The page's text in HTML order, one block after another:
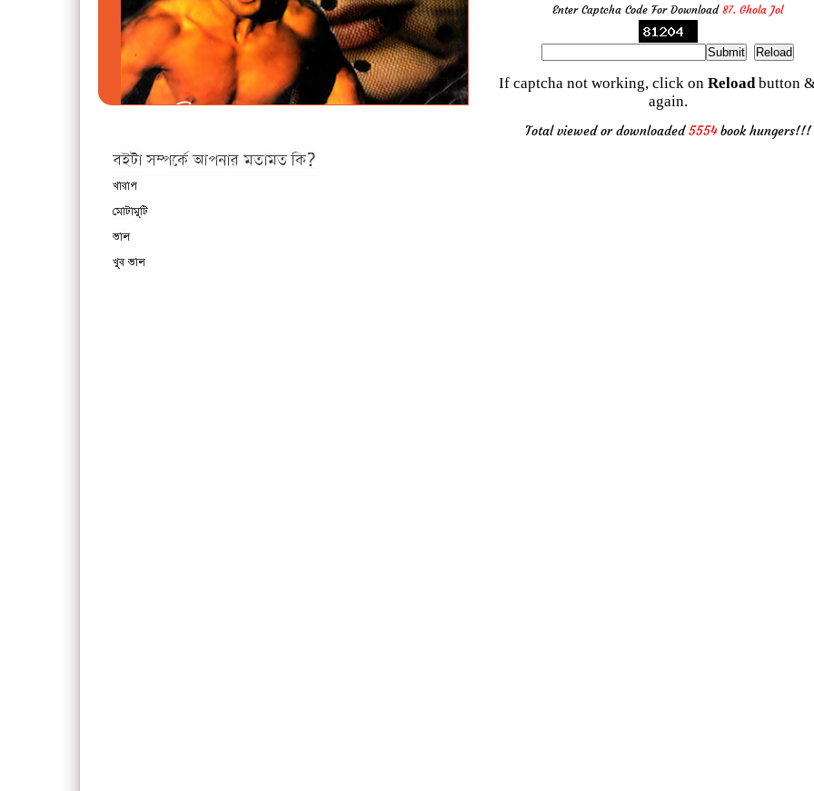
Enter Captcha Code For Download 87. Ghola Jol
If captcha not working, click on Reloadbutton
again.
Total viewed or downloaded5554book hungers!!!